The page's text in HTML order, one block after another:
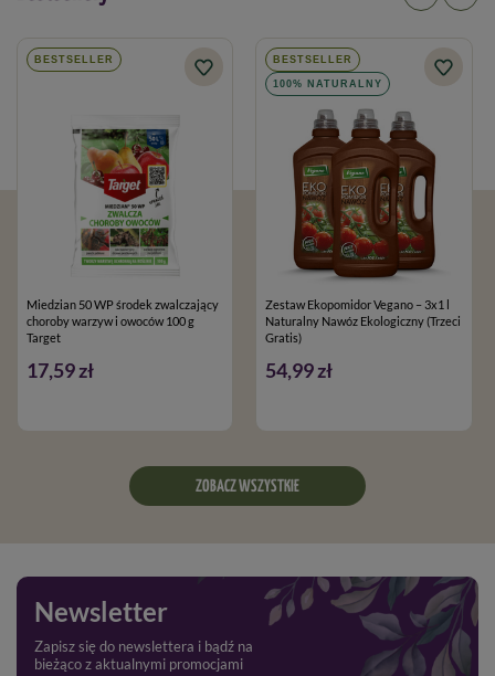
BESTSELLER
Miedzian 50 WP środek zwalczający
choroby warzyw i owoców 100 g
Target
17,59 zł
BESTSELLER
100% NATURALNY
Zestaw Ekopomidor Vegano – 3x1 l
Naturalny Nawóz Ekologiczny (Trzeci
Gratis)
54,99 zł
ZOBACZ WSZYSTKIE
Newsletter
Zapisz się do newslettera i bądź na
bieżąco z aktualnymi promocjami